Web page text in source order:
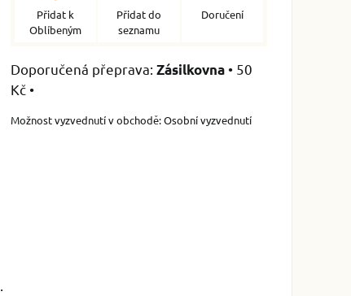
Přidat k
Oblíbeným
Přidat do
seznamu
Doručení
Zásilkovna • 50
Kč •
Osobní vyzvednutí